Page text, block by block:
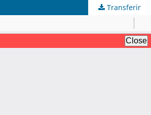
Transferir